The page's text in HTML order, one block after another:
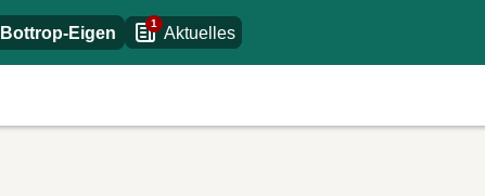
Bottrop-Eigen 1 Aktuelles